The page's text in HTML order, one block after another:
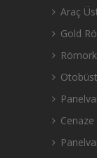
Araç
Gold
Cenaze